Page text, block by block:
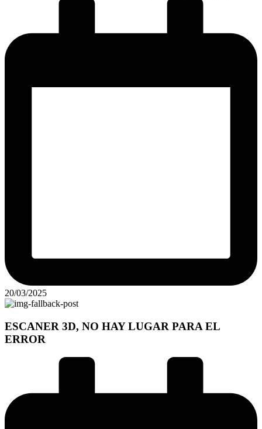
20/03/2025
ESCANER 3D, NO HAY LUGAR PARA EL
ERROR